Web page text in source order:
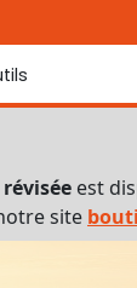
est
site